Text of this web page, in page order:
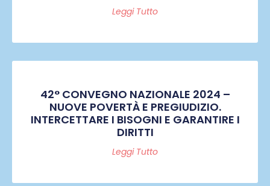
Leggi Tutto
42° CONVEGNO NAZIONALE 2024 –
NUOVE POVERTÀ E PREGIUDIZIO.
INTERCETTARE I BISOGNI E GARANTIRE I
DIRITTI
Leggi Tutto